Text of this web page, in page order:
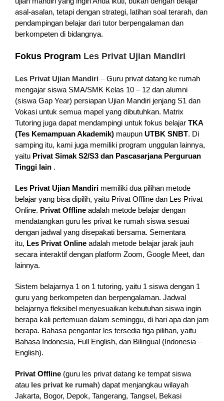
asal-asalan, tetapi dengan strategi, latihan soal terarah, dan
pendampingan belajar dari tutor berpengalaman dan
berkompeten di bidangnya.
Fokus Program Les Privat Ujian Mandiri
Les Privat Ujian Mandiri – Guru privat datang ke rumah
mengajar siswa SMA/SMK Kelas 10 – 12 dan alumni
(siswa Gap Year) persiapan Ujian Mandiri jenjang S1 dan
Vokasi untuk semua mapel yang dibutuhkan. Matrix
Tutoring juga dapat mendampingi untuk fokus belajar TKA
(Tes Kemampuan Akademik) maupun UTBK SNBT. Di
samping itu, kami juga memiliki program unggulan lainnya,
yaitu Privat Simak S2/S3 dan Pascasarjana Perguruan
Tinggi lain .
Les Privat Ujian Mandiri memiliki dua pilihan metode
belajar yang bisa dipilih, yaitu Privat Offline dan Les Privat
Online. Privat Offlineadalah metode belajar dengan
mendatangkan guru les privat ke rumah siswa sesuai
dengan jadwal yang disepakati bersama. Sementara
itu, Les Privat Onlineadalah metode belajar jarak jauh
secara interaktif dengan platform Zoom, Google Meet, dan
lainnya.
Sistem belajarnya 1 on 1 tutoring, yaitu 1 siswa dengan 1
guru yang berkompeten dan berpengalaman. Jadwal
belajarnya fleksibel menyesuaikan kebutuhan siswa ingin
berapa kali pertemuan dalam seminggu, di hari apa dan jam
berapa. Bahasa pengantar les tersedia tiga pilihan, yaitu
Bahasa Indonesia, Full English, dan Bilingual (Indonesia –
English).
Privat Offline(guru les privat datang ke tempat siswa
atau les privat ke rumah) dapat menjangkau wilayah
Jakarta, Bogor, Depok, Tangerang, Tangsel, Bekasi